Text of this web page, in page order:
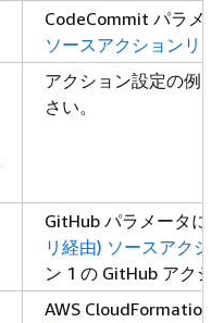
CodeCommit パラメ
ソースアクションリ
アクション設定の例
さい。
GitHub パラメータに
リ経由) ソースアクシ
ン 1 の GitHub アクシ
AWS CloudFormation